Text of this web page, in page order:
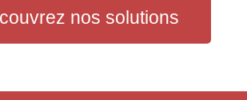
nos solutions